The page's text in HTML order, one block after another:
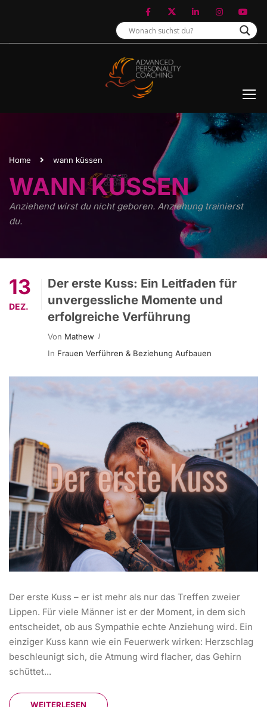
Home wann küssen
WANN KÜSSEN
Anziehend wirst du nicht geboren. Anziehung trainierst
du.
13
DEZ.
Der erste Kuss: Ein Leitfaden für
unvergessliche Momente und
erfolgreiche Verführung
Von Mathew
In Frauen Verführen & Beziehung Aufbauen
Der erste Kuss – er ist mehr als nur das Treffen zweier
Lippen. Für viele Männer ist er der Moment, in dem sich
entscheidet, ob aus Sympathie echte Anziehung wird. Ein
einziger Kuss kann wie ein Feuerwerk wirken: Herzschlag
beschleunigt sich, die Atmung wird flacher, das Gehirn
schüttet...
WEITERLESEN